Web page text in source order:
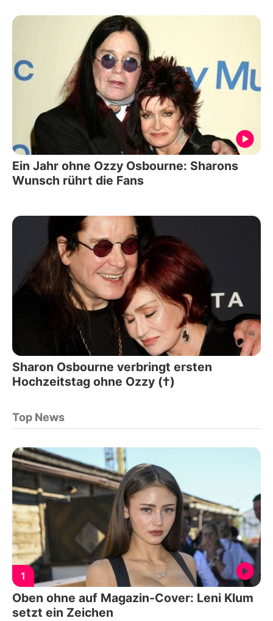
Ein Jahr ohne Ozzy Osbourne: Sharons
Wunsch rührt die Fans
Sharon Osbourne verbringt ersten
Hochzeitstag ohne Ozzy (†)
Top News
1
Oben ohne auf Magazin-Cover: Leni Klum
setzt ein Zeichen